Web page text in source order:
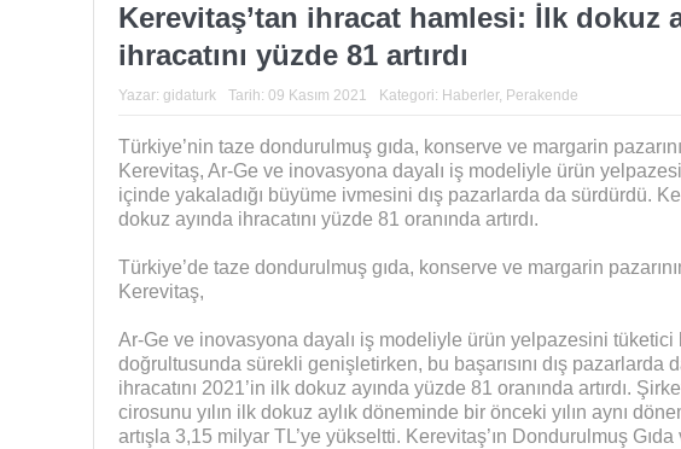
Kerevitaş’tan ihracat hamlesi: İlk dokuz
ihracatını yüzde 81 artırdı
Yazar: gidaturk Tarih: 09 Kasım 2021 Kategori: Haberler, Perakende
Türkiye’nin taze dondurulmuş gıda, konserve ve margarin
Kerevitaş, Ar-Ge ve inovasyona dayalı iş modeliyle ürün
içinde yakaladığı büyüme ivmesini dış pazarlarda da sürdürdü.
dokuz ayında ihracatını yüzde 81 oranında artırdı.
Türkiye’de taze dondurulmuş gıda, konserve ve margarin
Kerevitaş,
Ar-Ge ve inovasyona dayalı iş modeliyle ürün yelpazesini tüketici
doğrultusunda sürekli genişletirken, bu başarısını dış pazarlarda
ihracatını 2021’in ilk dokuz ayında yüzde 81 oranında artırdı.
cirosunu yılın ilk dokuz aylık döneminde bir önceki yılın aynı
artışla 3,15 milyar TL’ye yükseltti. Kerevitaş’ın Dondurulmuş